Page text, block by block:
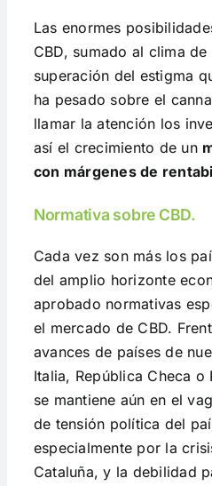
Las enormes
CBD, sumado al clima
superación del estigma
ha pesado sobre el
llamar la atención los
así el crecimiento de un
con márgenes de
Normativa sobre CBD.
Cada vez son más los
del amplio horizonte
aprobado normativas
el mercado de CBD.
avances de países de
Italia, República Checa o
se mantiene aún en el
de tensión política del
especialmente por la
Cataluña, y la debilidad